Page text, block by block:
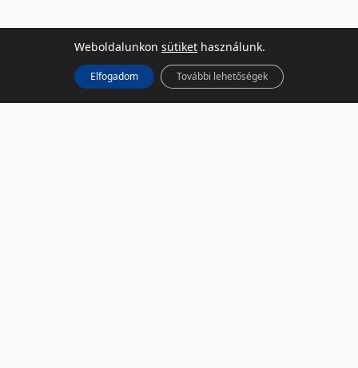
Weboldalunkon sütiket használunk.
Elfogadom További lehetőségek